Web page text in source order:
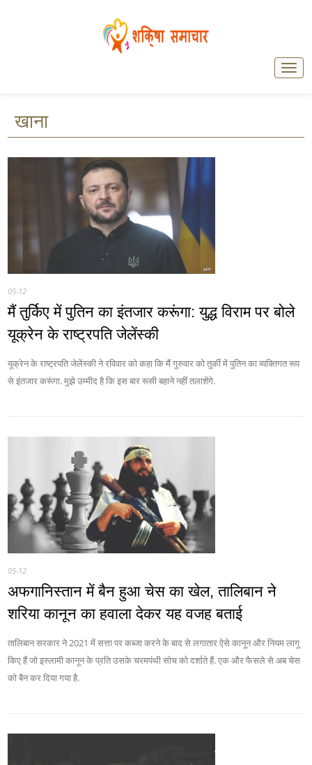
खाना
05-12
मैं तुर्किए में पुतिन का इंतजार करूंगा: युद्ध विराम पर बोले
यूक्रेन के राष्‍ट्रपति जेलेंस्‍की
यूक्रेन के राष्‍ट्रपति जेलेंस्‍की ने रविवार को कहा कि मैं गुरुवार को तुर्की में पुतिन का व्‍यक्तिगत रूप
से इंतजार करूंगा. मुझे उम्मीद है कि इस बार रूसी बहाने नहीं तलाशेंगे.
05-12
अफगानिस्तान में बैन हुआ चेस का खेल, तालिबान ने
शरिया कानून का हवाला देकर यह वजह बताई
तालिबान सरकार ने 2021 में सत्ता पर कब्जा करने के बाद से लगातार ऐसे कानून और नियम लागू
किए हैं जो इस्लामी कानून के प्रति उसके चरमपंथी सोच को दर्शाते हैं. एक और फैसले से अब चेस
को बैन कर दिया गया है.